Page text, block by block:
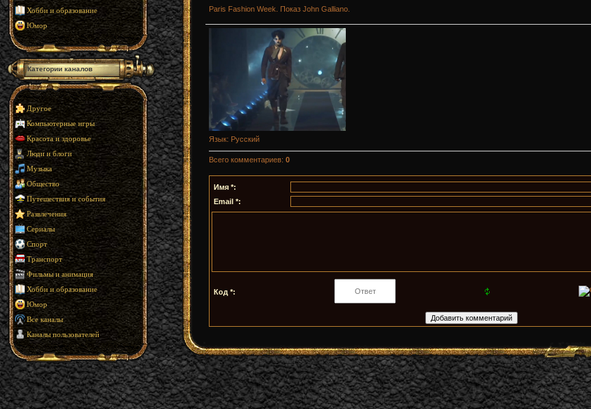
Хобби и образование
Юмор
Категории каналов
Другое
Компьютерные игры
Красота и здоровье
Люди и блоги
Музыка
Общество
Путешествия и события
Развлечения
Сериалы
Спорт
Транспорт
Фильмы и анимация
Хобби и образование
Юмор
Все каналы
Каналы пользователей
Paris Fashion Week. Показ John Galliano.
Язык: Русский
Всего комментариев: 0
Имя *:
Email *:
Код *: